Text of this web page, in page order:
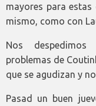
mayores para estas
mismo, como con
Nos
problemas de
que se agudizan y
Pasad un buen